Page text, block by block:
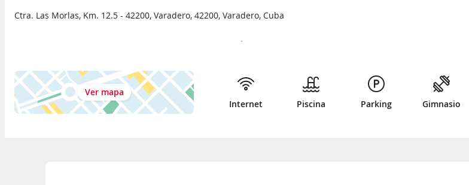
Ctra. Las Morlas, Km. 12.5 - 42200, Varadero, 42200, Varadero, Cuba
Ver mapa
Internet
Piscina Parking Gimnasio